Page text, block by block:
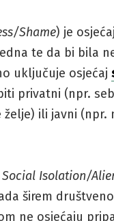
Shame) je
te da bi bila
uključuje osjećaj
privatni (npr.
ili javni (npr.
Social Isolation/
širem
ne osjećaju